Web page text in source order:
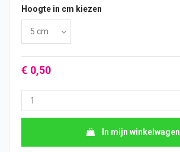
Hoogte in cm kiezen
€ 0,50
In mijn winkelwagen